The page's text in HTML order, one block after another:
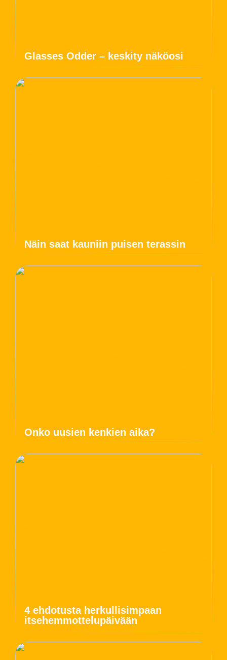
Glasses Odder – keskity näköosi
Näin saat kauniin puisen terassin
Onko uusien kenkien aika?
4 ehdotusta herkullisimpaan
itsehemmottelupäivään